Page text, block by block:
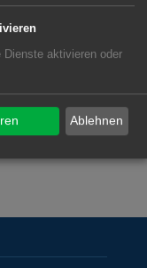
Impulse.
über ihr
aktivieren oder
Ablehnen